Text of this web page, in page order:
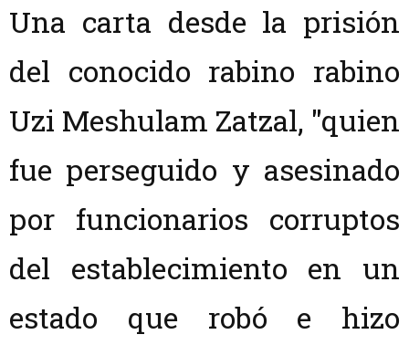
Una carta desde la prisión
del conocido rabino rabino
Uzi Meshulam Zatzal, "quien
fue perseguido y asesinado
por funcionarios corruptos
del establecimiento en un
estado que robó e hizo